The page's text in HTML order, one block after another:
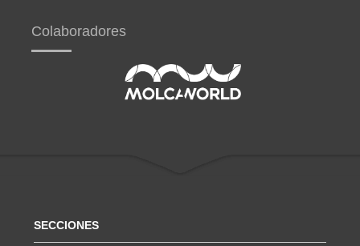
Colaboradores
SECCIONES